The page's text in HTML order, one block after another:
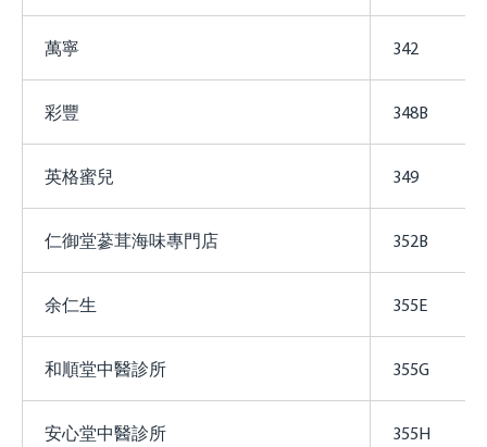
萬寧 342
彩豐 348B
英格蜜兒 349
仁御堂蔘茸海味專門店 352B
余仁生 355E
和順堂中醫診所 355G
安心堂中醫診所 355H